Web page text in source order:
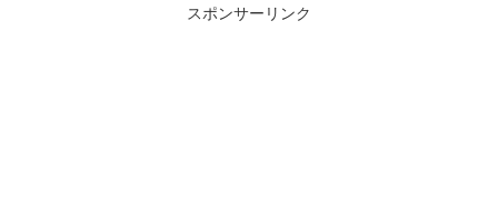
スポンサーリンク